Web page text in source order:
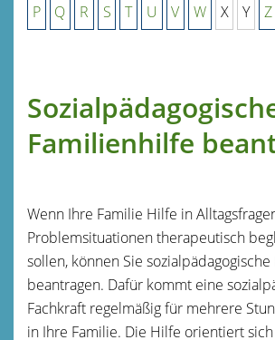
P Q R S T U V W X Y Z
Familienhilfe
Wenn Ihre Familie Hilfe in
Problemsituationen therapeutisch
sollen, können Sie
beantragen. Dafür kommt eine
Fachkraft regelmäßig für mehrere
in Ihre Familie. Die Hilfe orientiert